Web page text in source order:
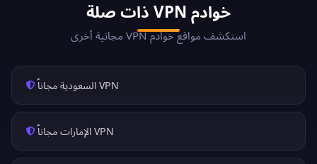
خوادم VPN ذات صلة
استكشف مواقع خوادم VPN مجانية أخرى
VPN السعودية مجاناً
VPN الإمارات مجاناً